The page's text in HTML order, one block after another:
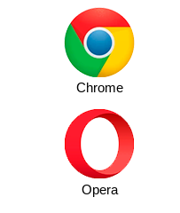
Chrome
Opera